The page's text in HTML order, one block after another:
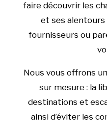
faire découvrir les
et ses alentours
fournisseurs ou
Nous vous offrons
sur mesure : la
destinations et
ainsi d’éviter les